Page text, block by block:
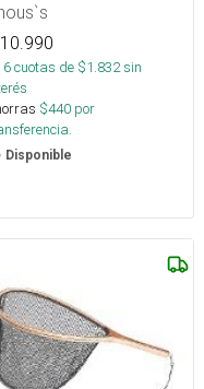
10.990
6cuotas de $1.832sin
$440 por
Disponible